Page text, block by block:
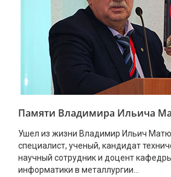
Памяти Владимира Ильича
Ушел из жизни Владимир Ильич
специалист, ученый, кандидат
научный сотрудник и доцент
информатики в металлургии...